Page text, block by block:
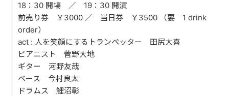
LIVE
DISCOGRAPHY
18：30 開場 ／ 19：30 開演
前売り券 ￥3000 ／ 当日券 ￥3500 （要 1 drink
order）
act : 人を笑顔にするトランペッター 田尻大喜
ピアニスト 菅野大地
ギター 河野友哉
ベース 今村良太
ドラムス 鯉沼彰